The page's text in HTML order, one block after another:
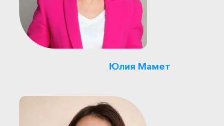
Юлия Мамет